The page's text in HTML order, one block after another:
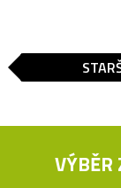
VÝBĚR